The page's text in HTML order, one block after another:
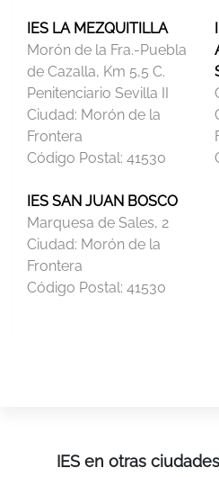
IES LA MEZQUITILLA
Morón de la Fra.-Puebla
de Cazalla, Km 5,5 C.
Penitenciario Sevilla II
Ciudad: Morón de la
Frontera
Código Postal: 41530
IES SAN JUAN BOSCO
Marquesa de Sales, 2
Ciudad: Morón de la
Frontera
Código Postal: 41530
IES en otras